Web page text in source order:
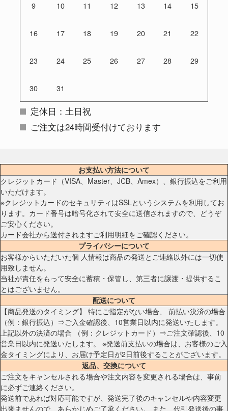
9 10 11 12 13 14 15
16 17 18 19 20 21 22
23 24 25 26 27 28 29
30 31
定休日：土日祝
ご注文は24時間受付けております
お支払い方法について
クレジットカード（VISA、Master、JCB、Amex）、銀行振込をご利用
いただけます。
※クレジットカードのセキュリティはSSLというシステムを利用してお
ります。カード番号は暗号化されて安全に送信されますので、どうぞ
ご安心ください。
カード会社から送付されますご利用明細をご確認ください。
プライバシーについて
お客様からいただいた個 人情報は商品の発送とご連絡以外には一切使
用致しません。
当社が責任をもって安全に蓄積・保管し、第三者に譲渡・提供するこ
とはございません。
配送について
【商品発送のタイミング】 特にご指定がない場合、 前払い決済の場合
（例：銀行振込）⇒ご入金確認後、10営業日以内に発送いたします。
上記以外の決済の場合 （例：クレジットカード）⇒ご注文確認後、10
営業日以内に発送いたします。 ※発送前支払いの場合は、お客様のご入
金タイミングにより、お届け予定日が2日前後することがございます。
返品、交換について
ご注文をキャンセルされる場合や注文内容を変更される場合は、事前
に必ずご連絡ください。
発送前であれば対応可能ですが、発送完了後のキャンセルや内容変更
出来ませんので、あらかじめご了承ください。 また、代引発送後の事